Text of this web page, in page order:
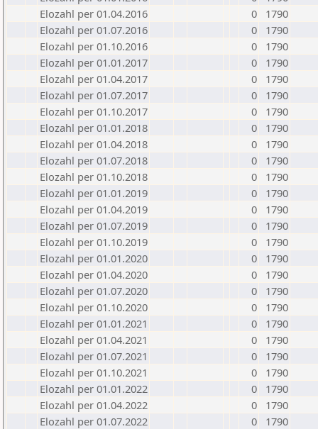
Elozahl per 01.04.2016
0
1790
Elozahl per 01.07.2016
0
1790
Elozahl per 01.10.2016
0
1790
Elozahl per 01.01.2017
0
1790
Elozahl per 01.04.2017
0
1790
Elozahl per 01.07.2017
0
1790
Elozahl per 01.10.2017
0
1790
Elozahl per 01.01.2018
0
1790
Elozahl per 01.04.2018
0
1790
Elozahl per 01.07.2018
0
1790
Elozahl per 01.10.2018
0
1790
Elozahl per 01.01.2019
0
1790
Elozahl per 01.04.2019
0
1790
Elozahl per 01.07.2019
0
1790
Elozahl per 01.10.2019
0
1790
Elozahl per 01.01.2020
0
1790
Elozahl per 01.04.2020
0
1790
Elozahl per 01.07.2020
0
1790
Elozahl per 01.10.2020
0
1790
Elozahl per 01.01.2021
0
1790
Elozahl per 01.04.2021
0
1790
Elozahl per 01.07.2021
0
1790
Elozahl per 01.10.2021
0
1790
Elozahl per 01.01.2022
0
1790
Elozahl per 01.04.2022
0
1790
Elozahl per 01.07.2022
0
1790